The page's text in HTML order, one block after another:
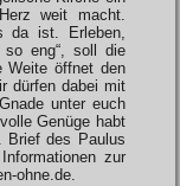
weit macht.
da ist. Erleben,
eng“, soll die
Weite öffnet den
dürfen dabei mit
unter euch
Genüge habt
Brief des Paulus
zur
ohne.de.